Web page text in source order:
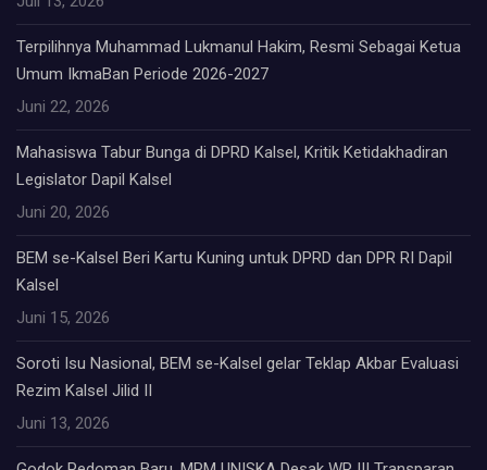
Terpilihnya Muhammad Lukmanul Hakim, Resmi Sebagai Ketua
Umum IkmaBan Periode 2026-2027
Juni 22, 2026
Mahasiswa Tabur Bunga di DPRD Kalsel, Kritik Ketidakhadiran
Legislator Dapil Kalsel
Juni 20, 2026
BEM se-Kalsel Beri Kartu Kuning untuk DPRD dan DPR RI Dapil
Kalsel
Juni 15, 2026
Soroti Isu Nasional, BEM se-Kalsel gelar Teklap Akbar Evaluasi
Rezim Kalsel Jilid II
Juni 13, 2026